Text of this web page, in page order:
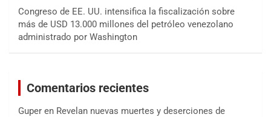
Congreso de EE. UU. intensifica la fiscalización sobre
más de USD 13.000 millones del petróleo venezolano
administrado por Washington
Comentarios recientes
Guper en Revelan nuevas muertes y deserciones de